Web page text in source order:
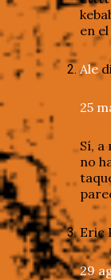
en
Ale
25
Sí, a
no
Eric
29